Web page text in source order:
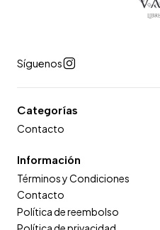
Síguenos
Categorías
Contacto
Información
Términos y Condiciones
Contacto
Política de reembolso